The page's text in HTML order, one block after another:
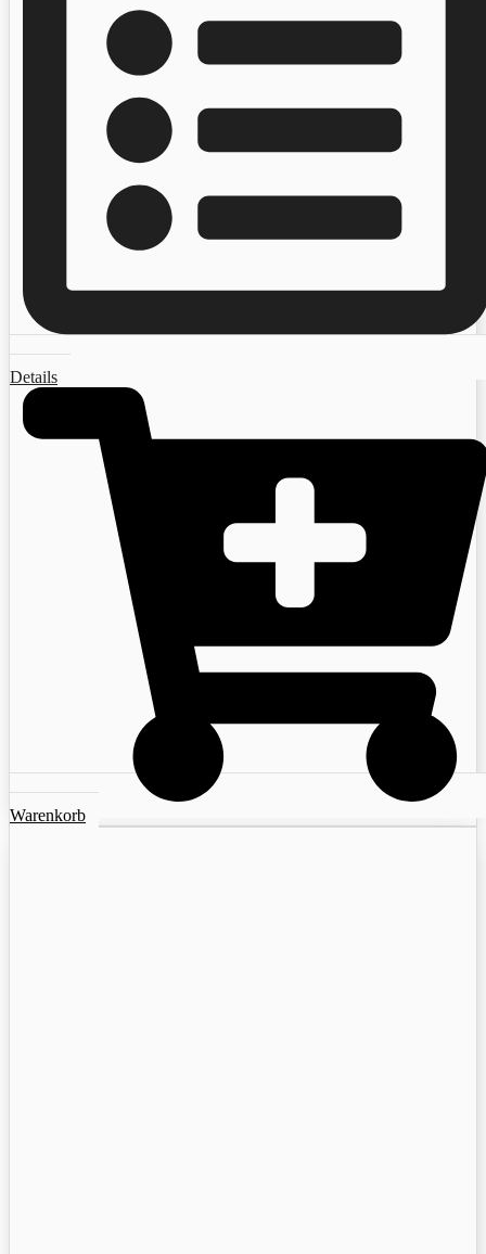
Details
Warenkorb